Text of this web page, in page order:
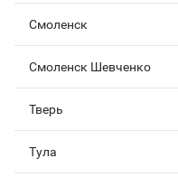
Смоленск
Смоленск Шевченко
Тверь
Тула